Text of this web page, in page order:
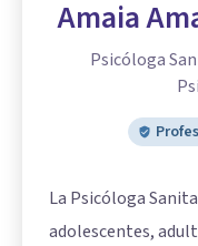
Amaia
Psicóloga
La Psicóloga
adolescentes,